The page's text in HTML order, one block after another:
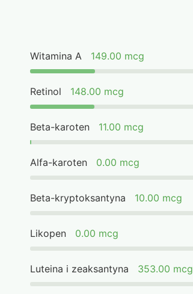
Witamina A 149.00 mcg
Retinol 148.00 mcg
Beta-karoten 11.00 mcg
Alfa-karoten 0.00 mcg
Beta-kryptoksantyna 10.00 mcg
Likopen 0.00 mcg
Luteina i zeaksantyna 353.00 mcg